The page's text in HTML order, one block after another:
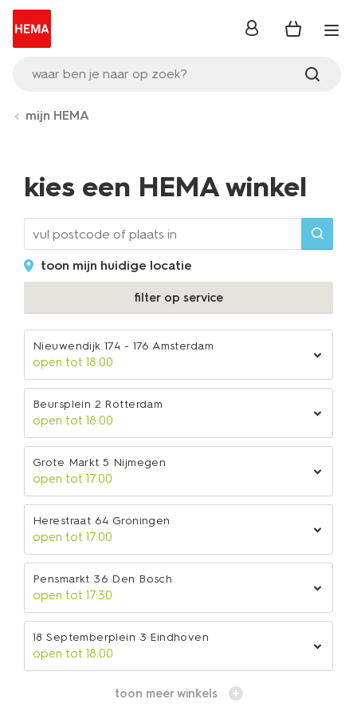
waar ben je naar op zoek?
inloggen
mijn HEMA
kies een HEMA winkel
toon mijn huidige locatie
filter op service
Nieuwendijk 174 - 176 Amsterdam
open tot 18:00
Beursplein 2 Rotterdam
open tot 18:00
Grote Markt 5 Nijmegen
open tot 17:00
Herestraat 64 Groningen
open tot 17:00
Pensmarkt 36 Den Bosch
open tot 17:30
18 Septemberplein 3 Eindhoven
open tot 18:00
toon meer winkels